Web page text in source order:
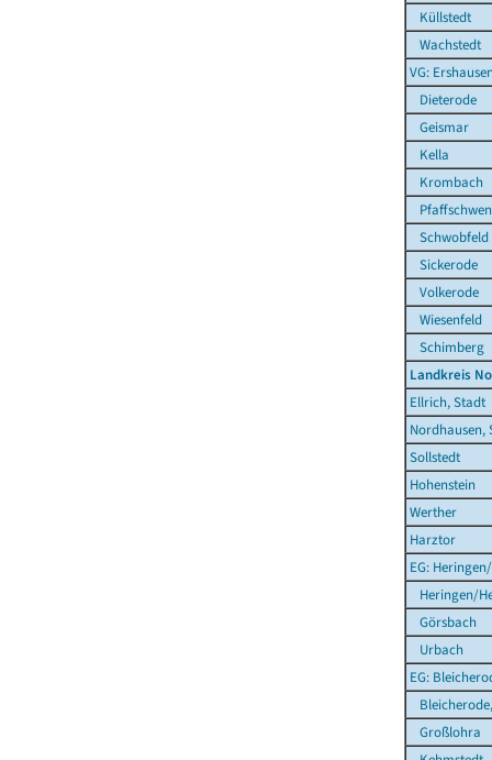
Küllstedt
Wachstedt
VG:
Dieterode
Geismar
Kella
Krombach
Schwobfeld
Sickerode
Volkerode
Wiesenfeld
Schimberg
Landkreis
Ellrich, Stadt
Nordhausen,
Sollstedt
Hohenstein
Werther
Harztor
EG:
Heringen/
Görsbach
Urbach
EG:
Großlohra